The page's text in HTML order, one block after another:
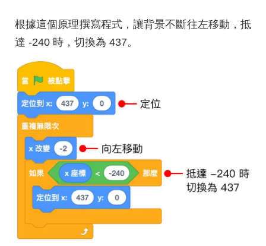
根據這個原理撰寫程式，讓背景不斷往左移動，抵
達 -240 時，切換為 437。